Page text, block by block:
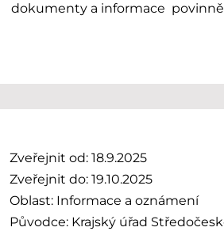
dokumenty a informace povinně
Zveřejnit od: 18.9.2025
Zveřejnit do: 19.10.2025
Oblast: Informace a oznámení
Původce: Krajský úřad